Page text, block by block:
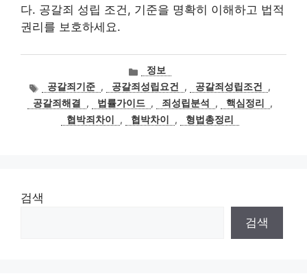
다. 공갈죄 성립 조건, 기준을 명확히 이해하고 법적
권리를 보호하세요.
카
테
고
리
정보
태
그
공갈죄기준 , 공갈죄성립요건 , 공갈죄성립조건
,
공갈죄해결
, 법률가이드 , 죄성립분석 , 핵심정리
,
협박죄차이
, 협박차이 , 형법총정리
검색
검색